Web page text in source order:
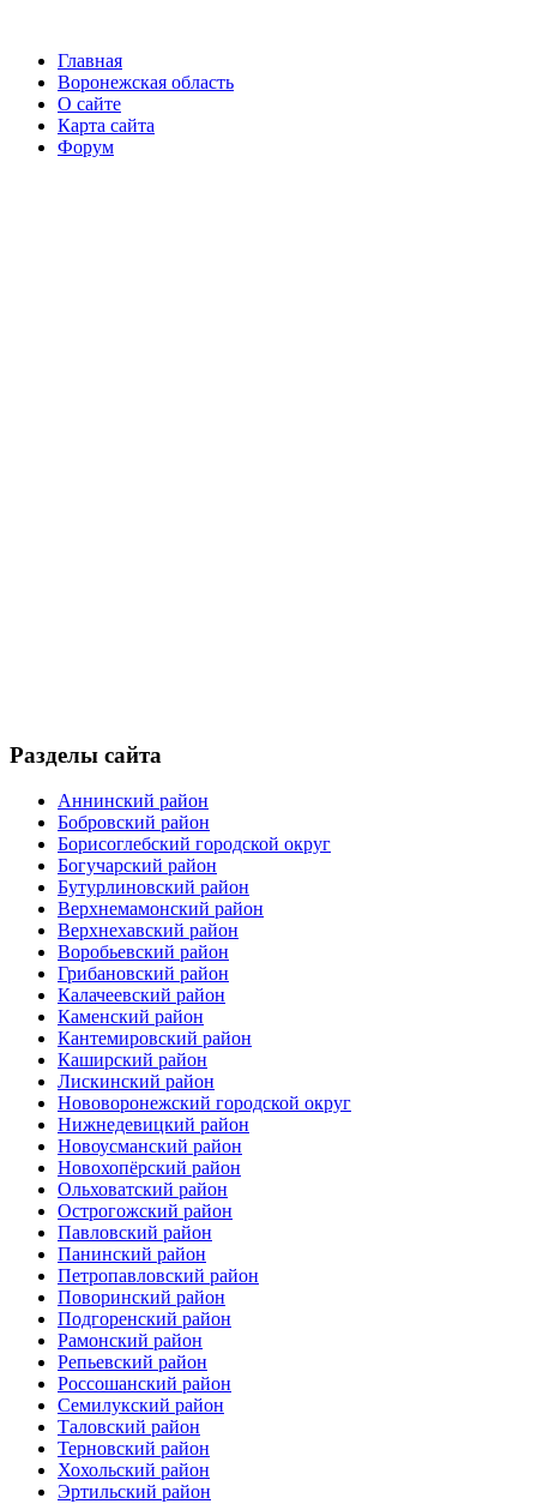
Главная
Воронежская область
О сайте
Карта сайта
Форум
Разделы сайта
Аннинский район
Бобровский район
Борисоглебский городской округ
Богучарский район
Бутурлиновский район
Верхнемамонский район
Верхнехавский район
Воробьевский район
Грибановский район
Калачеевский район
Каменский район
Кантемировский район
Каширский район
Лискинский район
Нововоронежский городской округ
Нижнедевицкий район
Новоусманский район
Новохопёрский район
Ольховатский район
Острогожский район
Павловский район
Панинский район
Петропавловский район
Поворинский район
Подгоренский район
Рамонский район
Репьевский район
Россошанский район
Семилукский район
Таловский район
Терновский район
Хохольский район
Эртильский район